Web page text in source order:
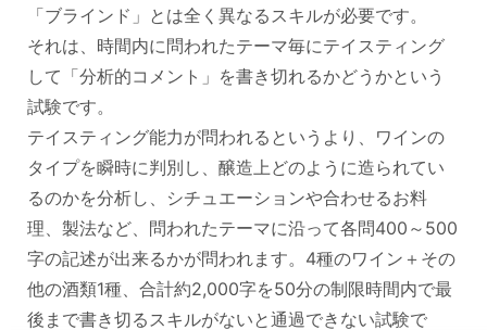
「ブラインド」とは全く異なるスキルが必要です。
それは、時間内に問われたテーマ毎にテイスティング
して「分析的コメント」を書き切れるかどうかという
試験です。
テイスティング能力が問われるというより、ワインの
タイプを瞬時に判別し、醸造上どのように造られてい
るのかを分析し、シチュエーションや合わせるお料
理、製法など、問われたテーマに沿って各問400～500
字の記述が出来るかが問われます。4種のワイン＋その
他の酒類1種、合計約2,000字を50分の制限時間内で最
後まで書き切るスキルがないと通過できない試験で